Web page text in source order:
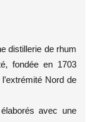
distillerie de rhum
fondée en 1703
Nord de
avec une